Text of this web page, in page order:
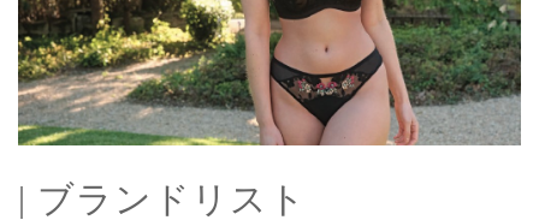
| ブランドリスト